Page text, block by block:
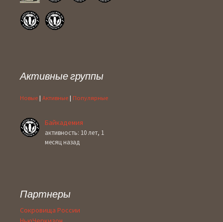
Активные группы
Новые | Активные | Популярные
Байкадемия
активность: 10 лет, 1
месяц назад
Партнеры
Сокровища России